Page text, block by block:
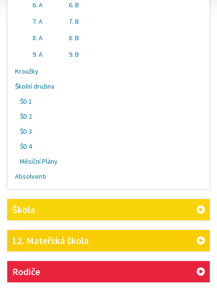
6. A
6. B
7. A
7. B
8. A
8. B
9. A
9. B
Kroužky
Školní družina
ŠD 1
ŠD 2
ŠD 3
ŠD 4
Měsíční Plány
Absolventi
Škola
12. Mateřská škola
Rodiče